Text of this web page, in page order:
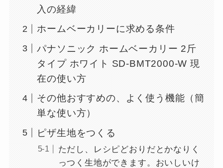
入の経緯
ホームベーカリーに求める条件
パナソニック ホームベーカリー 2斤
タイプ ホワイト SD-BMT2000-W 現
在の使い方
その他おすすめの、よく使う機能（簡
単な使い方）
ピザ生地をつくる
ただし、レシピどおりだとかなりく
っつく生地ができます。おいしいけ